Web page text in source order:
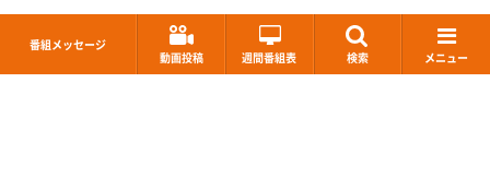
番組メッセージ
動画投稿
週間番組表 検索 メニュー